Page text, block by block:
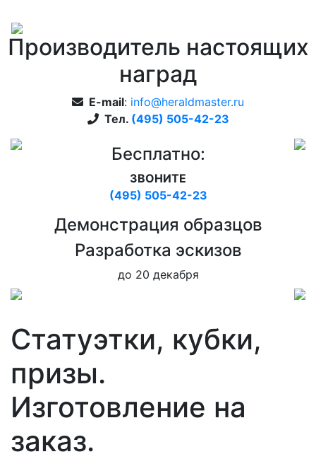
Производитель настоящих
наград
E-mail: info@heraldmaster.ru
Тел. (495) 505-42-23
Бесплатно:
ЗВОНИТЕ
(495) 505-42-23
Дeмонстрация образцов
Pазработка эскизов
до 20 декабря
Статуэтки, кубки,
призы.
Изготовление на
заказ.